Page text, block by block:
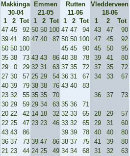
Makkinga Emmen Rutten Vledderveen
30-04 21-05 11-06 18-06
1 2 Tot 1 2 Tot 1 2 Tot 1 2 Tot
47 45 92 50 50 100 47 47 94 43 47 90
39 41 80 47 40 87 50 50 100 47 45 92
50 50 100 45 45 90 45 50 95
35 38 73 43 43 86 40 38 78 39 41 80
29 0 29 32 31 63 37 35 72 37 35 72
27 30 57 25 29 54 36 31 67 34 33 67
40 39 79 38 38 76 43 40 83
23 32 55 35 35 70 36 37 73
30 29 59 29 34 63 35 36 71
20 22 42 14 18 32 32 33 65 28 29 57
22 25 47 23 23 46 33 32 65 29 31 60
43 43 86 39 39 78 40 40
80
36 37 73 39 47 86 38 37 75 41 39 80
21 23 44 24 25 49 34 34 68 31 32 63